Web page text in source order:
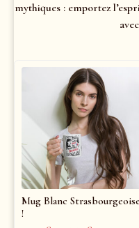
mythiques : emportez
Mug Blanc Strasbourgeoise
!